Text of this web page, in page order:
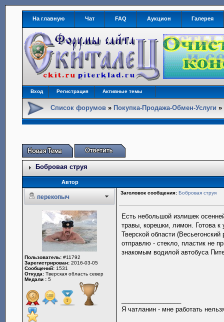
На главную Чат FAQ Аукцион Галерея
Вход Регистрация Активные темы
Список форумов » Покупка-Продажа-Обмен-Услуги »
Бобровая струя
Автор
перекопыч
Заголовок сообщения: Бобровая струя
Пользователь: #11792
Зарегистрирован: 2016-03-05
Сообщений: 1531
Откуда: Тверская область север
Медали : 5
Есть небольшой излишек
травы, корешки, лимон. Готова
Тверской области
отправлю - стекло, пластик не
знакомым водилой автобуса
Я чатланин - мне работать